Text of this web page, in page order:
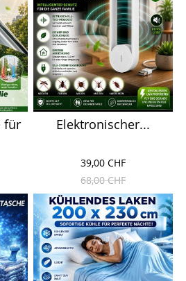
für
Elektronischer...
39,00 CHF
68,00 CHF